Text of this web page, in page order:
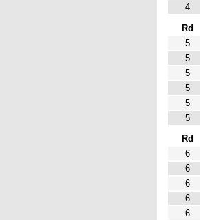
4
Rd
5
5
5
5
5
5
Rd
6
6
6
6
6